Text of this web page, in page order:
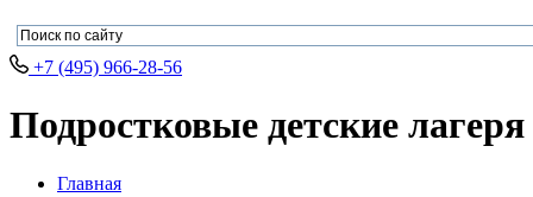
+7 (495) 966-28-56
Подростковые детские
Главная